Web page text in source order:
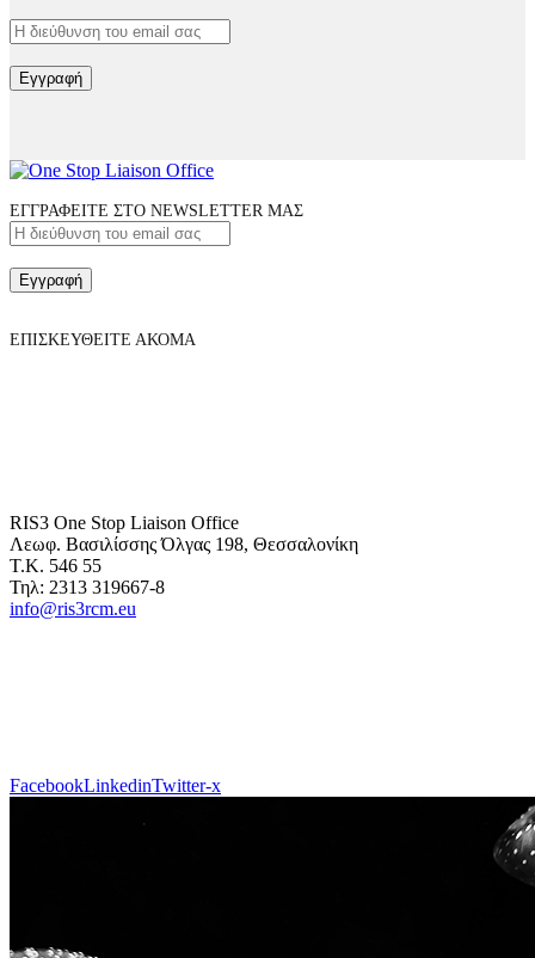
Εγγραφή
ΕΓΓΡΑΦΕΙΤΕ ΣΤΟ NEWSLETTER ΜΑΣ
Εγγραφή
ΕΠΙΣΚΕΥΘΕΙΤΕ ΑΚΟΜΑ
RIS3 One Stop Liaison Office
Λεωφ. Βασιλίσσης Όλγας 198, Θεσσαλονίκη
Τ.Κ. 546 55
Τηλ: 2313 319667-8
info@ris3rcm.eu
FacebookLinkedinTwitter-x